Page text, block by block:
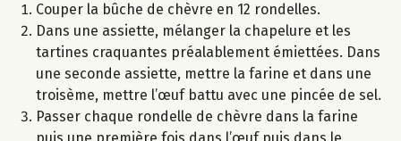
Couper la bûche de chèvre en 12 rondelles.
Dans une assiette, mélanger la chapelure et les
tartines craquantes préalablement émiettées. Dans
une seconde assiette, mettre la farine et dans une
troisème, mettre l’œuf battu avec une pincée de sel.
Passer chaque rondelle de chèvre dans la farine